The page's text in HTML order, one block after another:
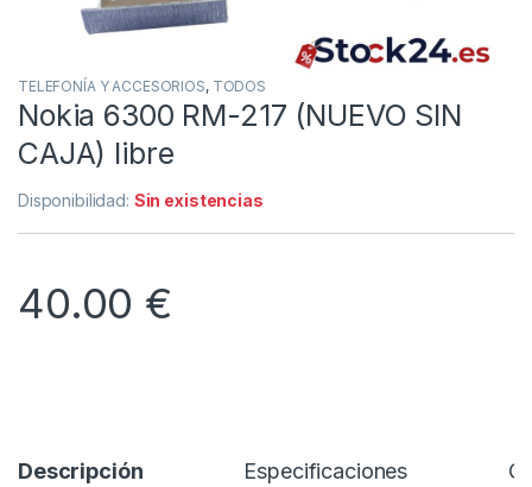
TELEFONÍA Y ACCESORIOS, TODOS
Nokia 6300 RM-217 (NUEVO SIN
CAJA) libre
Disponibilidad: Sin existencias
40.00 €
Descripción Especificaciones